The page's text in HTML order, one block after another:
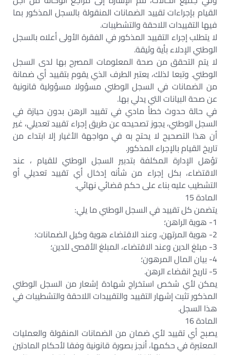
القيام بإجراءات تقييد الضمانات المنقولة بالسجل المذكور بما
فيها التقييدات اللاحقة والتشطيبات.
لا يتطلب إجراء التقييد المذكور في الفقرة الأولى أعلاه بالسجل
الوطني الإدلاء بأية وثيقة.
لا يتم التحقق من صحة المعلومات المصرح بها لدى السجل
الوطني. وتبعا لذلك، يعتبر الطرف الذي يقوم بتقييد أي ضمانة
من الضمانات في السجل الوطني مسؤولا مسؤولية قانونية
عن صحة البيانات التي يدلي بها.
في حالة حدوث خطأ مادي في تقييد الرهن بدون حيازة في
السجل الوطني، يجوز تصحيحه عن طريق إجراء تقييد تعديلي، غير
أن هذا التصحيح لا يحتج به في مواجهة الأغيار إلا ابتداء من
تاريخ القيام بالإجراء المذكور.
تؤهل الإدارة المكلفة بتدبير السجل الوطني للقيام ، عند
الاقتضاء، بكل إجراء من شأنه إدخال أي تقييد تعديلي أو
التشطيب عليه بناء على حكم قضائي نهائي.
المادة 15
يتضمن كل تقييد في السجل الوطني ما يلي:
1- هوية الراهن؛
2- هوية المرتهن، وعند الاقتضاء هوية وكيل الضمانات؛
3- مبلغ الدين وعند الاقتضاء، المبلغ الأقصى للدين؛
4- بيان المال المرهون؛
5- تاريخ انقضاء الرهن.
يمكن لأي شخص استخراج شهادة إشعار من السجل الوطني
المذكور تثبت إشهار التقييد والتقييدات اللاحقة والتشطيبات في
هذا السجل.
المادة 16
يصبح أي تقييد لأي ضمان من الضمانات المنقولة والعمليات
المعتبرة في حكمها، أنجز بصورة قانونية وفقا لأحكام المادتين